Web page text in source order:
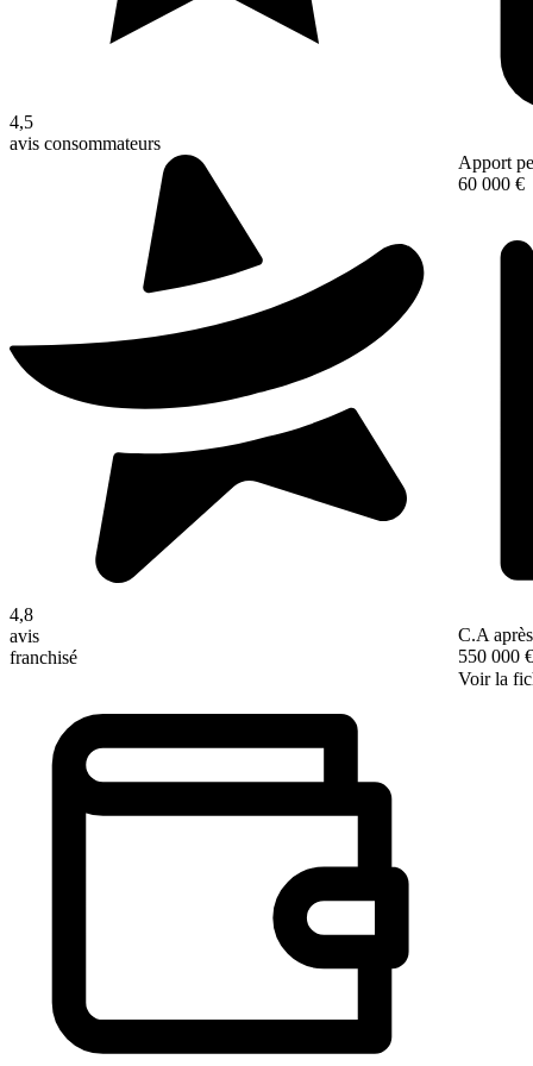
4,5
avis consommateurs
4,8
avis
franchisé
Apport
60 000 €
C.A
550 000 €
Voir la